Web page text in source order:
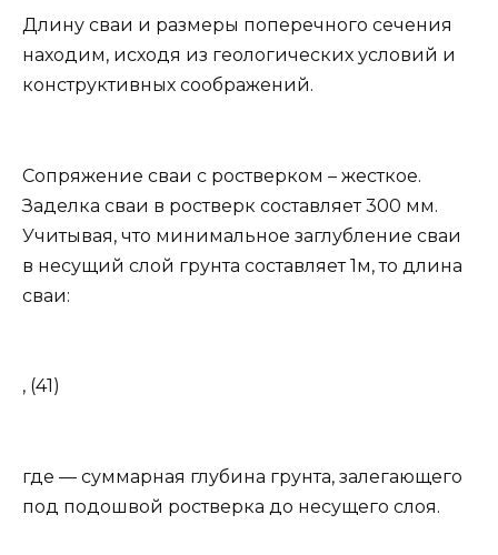
Длину сваи и размеры поперечного сечения
находим, исходя из геологических условий и
конструктивных соображений.
Сопряжение сваи с ростверком – жесткое.
Заделка сваи в ростверк составляет 300 мм.
Учитывая, что минимальное заглубление сваи
в несущий слой грунта составляет 1м, то длина
сваи:
, (41)
где — суммарная глубина грунта, залегающего
под подошвой ростверка до несущего слоя.